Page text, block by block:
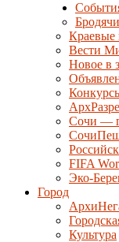
Краевые
Вести
Новое в
Сочи —
FIFA
Эко-
Город
Культура